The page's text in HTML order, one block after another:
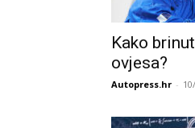
Kako
ovjesa?
Autopress.hr -